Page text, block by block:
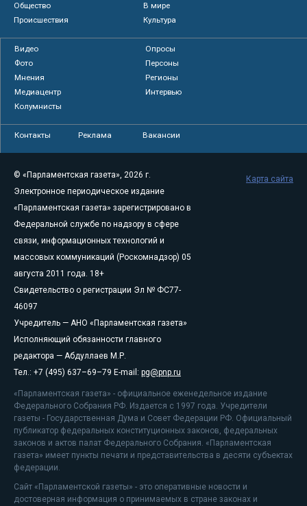
Общество
В мире
Происшествия
Культура
Видео
Опросы
Фото
Персоны
Мнения
Регионы
Медиацентр
Интервью
Колумнисты
Контакты Реклама Вакансии
© «Парламентская газета», 2026 г.
Электронное периодическое издание
«Парламентская газета» зарегистрировано в
Федеральной службе по надзору в сфере
связи, информационных технологий и
массовых коммуникаций (Роскомнадзор) 05
августа 2011 года. 18+
Свидетельство о регистрации Эл № ФС77-
46097
Учредитель — АНО «Парламентская газета»
Исполняющий обязанности главного
редактора — Абдуллаев М.Р.
Тел.: +7 (495) 637–69–79 E-mail: pg@pnp.ru
«Парламентская газета» - официальное еженедельное издание
Федерального Собрания РФ. Издается с 1997 года. Учредители
газеты - Государственная Дума и Совет Федерации РФ. Официальный
публикатор федеральных конституционных законов, федеральных
законов и актов палат Федерального Собрания. «Парламентская
газета» имеет пункты печати и представительства в десяти субъектах
федерации.
Сайт «Парламентской газеты» - это оперативные новости и
достоверная информация о принимаемых в стране законах и
Карта сайта